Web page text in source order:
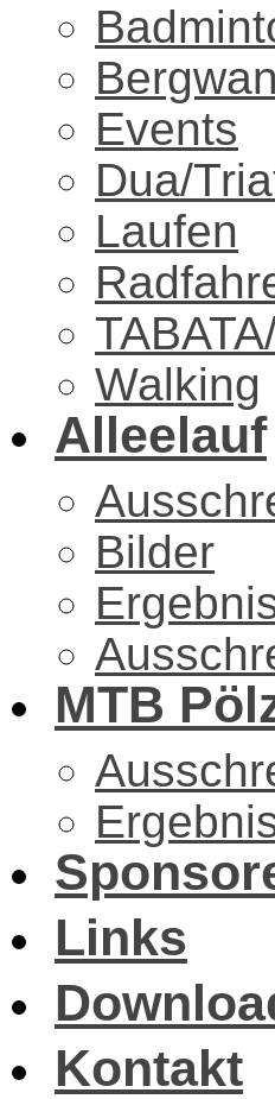
Events
Dua/
Laufen
Walking
Alleelauf
Bilder
MTB
Links
Kontakt